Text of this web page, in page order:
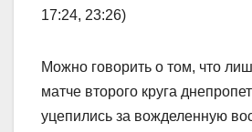
17:24, 23:26)
Можно говорить о том, что
матче второго круга
уцепились за вожделенную